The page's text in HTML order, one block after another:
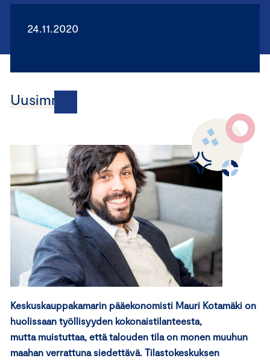
24.11.2020
Uusimmat
Keskuskauppakamarin pääekonomisti Mauri Kotamäki on
huolissaan työllisyyden kokonaistilanteesta,
muttamuistuttaa, että talouden tilaon monen muuhun
maahan verrattuna siedettävä. Tilastokeskuksen